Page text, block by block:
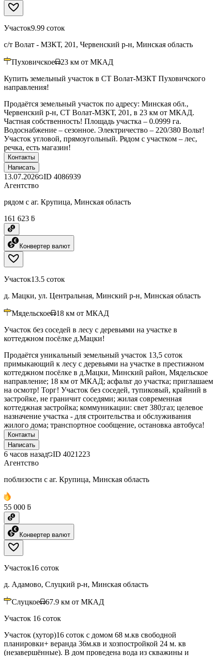
Участок9.99 соток
с/т Волат - МЗКТ, 201, Червенский р-н, Минская область
Пуховичское 23 км от МКАД
Купить земельный участок в СТ Волат-МЗКТ Пуховичского
направления!
Продаётся земельный участок по адресу: Минская обл.,
Червенский р-н, СТ Волат-МЗКТ, 201, в 23 км от МКАД.
Частная собственность! Площадь участка – 0.0999 га.
Водоснабжение – сезонное. Электричество – 220/380 Вольт!
Участок угловой, прямоугольный. Рядом с участком – лес,
речка, есть магазин!
Контакты
Написать
13.07.2026 ID 4086939
Агентство
рядом с аг. Крупица, Минская область
161 623 ƃ
Конвертер валют
Участок13.5 соток
д. Мацки, ул. Центральная, Минский р-н, Минская область
Мядельское 18 км от МКАД
Участок без соседей в лесу с деревьями на участке в
коттеджном посёлке д.Мацки!
Продаётся уникальный земельный участок 13,5 соток
примыкающий к лесу с деревьями на участке в престижном
коттеджном посёлке в д.Мацки, Минский район, Мядельское
направление; 18 км от МКАД; асфальт до участка; приглашаем
на осмотр! Торг! Участок без соседей, тупиковый, крайний в
застройке, не граничит соседями; жилая современная
коттеджная застройка; коммуникации: свет 380;газ; целевое
назначение участка - для строительства и обслуживания
жилого дома; транспортное сообщение, остановка автобуса!
Контакты
Написать
6 часов назад ID 4021223
Агентство
поблизости с аг. Крупица, Минская область
55 000 ƃ
Конвертер валют
Участок16 соток
д. Адамово, Слуцкий р-н, Минская область
Слуцкое 67.9 км от МКАД
Участок 16 соток
Участок (хутор)16 соток с домом 68 м.кв свободной
планировки+ веранда 36м.кв и хозпостройкой 24 м. кв
(незавершённые). В дом проведена вода из скважины и